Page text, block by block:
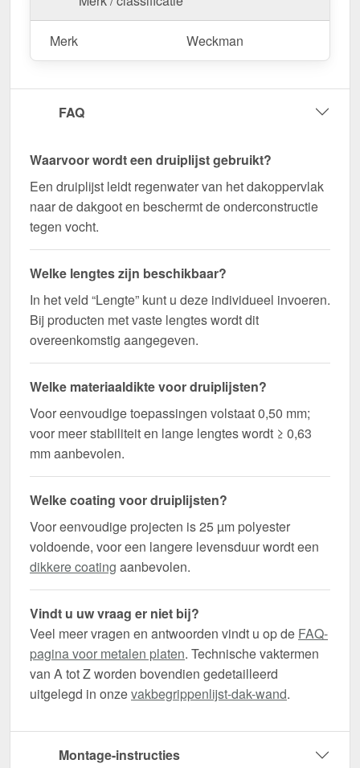
Duurzaam, weerbestendig, op maat gemaakt - bestel
nu en profiteer van een snelle levering!
Merk Weckman
FAQ
Waarvoor wordt een druiplijst gebruikt?
Een druiplijst leidt regenwater van het dakoppervlak
naar de dakgoot en beschermt de onderconstructie
tegen vocht.
Welke lengtes zijn beschikbaar?
In het veld “Lengte” kunt u deze individueel invoeren.
Bij producten met vaste lengtes wordt dit
overeenkomstig aangegeven.
Welke materiaaldikte voor druiplijsten?
Voor eenvoudige toepassingen volstaat 0,50 mm;
voor meer stabiliteit en lange lengtes wordt ≥ 0,63
mm aanbevolen.
Welke coating voor druiplijsten?
Voor eenvoudige projecten is 25 µm polyester
voldoende, voor een langere levensduur wordt een
dikkere coating aanbevolen.
Vindt u uw vraag er niet bij?
Veel meer vragen en antwoorden vindt u op de FAQ-
pagina voor metalen platen. Technische vaktermen
van A tot Z worden bovendien gedetailleerd
uitgelegd in onzevakbegrippenlijst-dak-wand.
Montage-instructies